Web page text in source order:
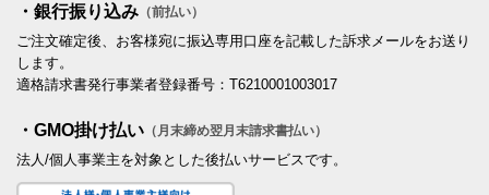
・銀行振り込み （前払い）
ご注文確定後、お客様宛に振込専用口座を記載した訴求メールをお送り
します。
適格請求書発行事業者登録番号：T6210001003017
・GMO掛け払い （月末締め翌月末請求書払い）
法人/個人事業主を対象とした後払いサービスです。